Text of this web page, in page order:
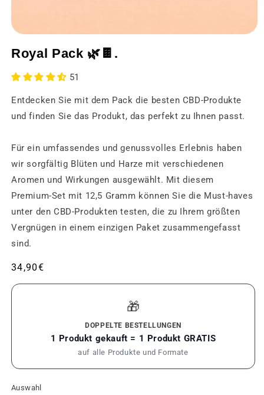
1
in
modalen
Fenster
Royal Pack 🌿🍫.
51
Entdecken Sie mit dem Pack die besten CBD-Produkte
und finden Sie das Produkt, das perfekt zu Ihnen passt.
Für ein umfassendes und genussvolles Erlebnis haben
wir sorgfältig Blüten und Harze mit verschiedenen
Aromen und Wirkungen ausgewählt. Mit diesem
Premium-Set mit 12,5 Gramm können Sie die Must-haves
unter den CBD-Produkten testen, die zu Ihrem größten
Vergnügen in einem einzigen Paket zusammengefasst
sind.
Üblicher
Preis
34,90€
🎁
DOPPELTE BESTELLUNGEN
1 Produkt gekauft = 1 Produkt GRATIS
auf alle Produkte und Formate
Auswahl